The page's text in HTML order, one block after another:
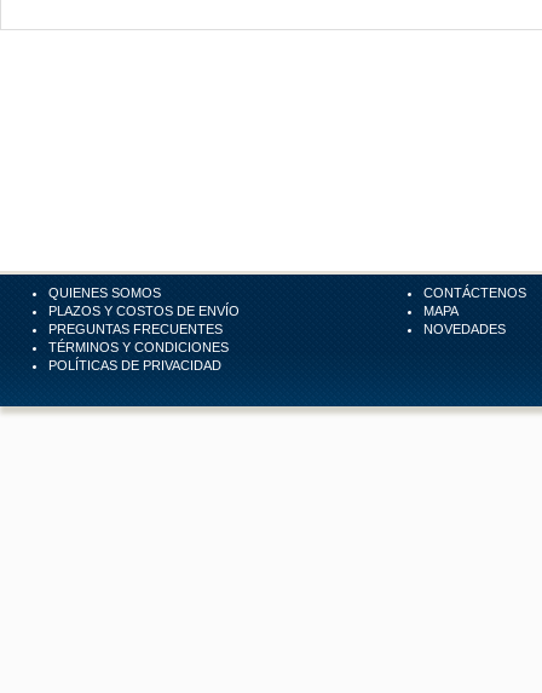
QUIENES SOMOS
PLAZOS Y COSTOS DE ENVÍO
PREGUNTAS FRECUENTES
TÉRMINOS Y CONDICIONES
POLÍTICAS DE PRIVACIDAD
CONTÁCTENOS
MAPA
NOVEDADES